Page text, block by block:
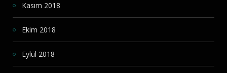
Kasım 2018
Ekim 2018
Eylül 2018